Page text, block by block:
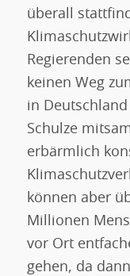
überall
Regierenden
keinen Weg
in
Schulze
erbärmlich
können aber
Millionen
vor Ort
gehen, da